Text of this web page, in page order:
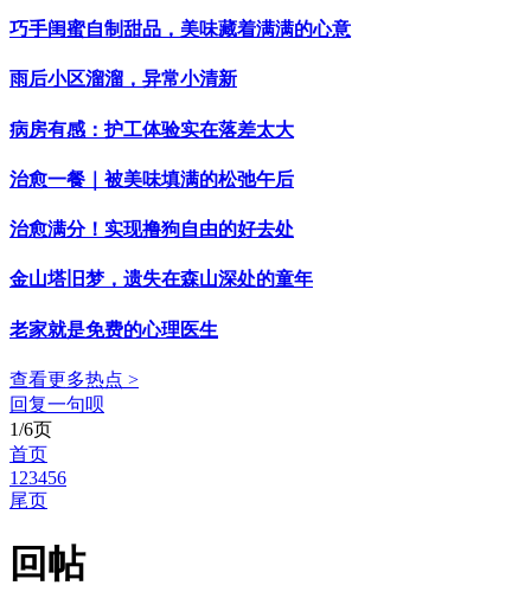
巧手闺蜜自制甜品，美味藏着满满的心意
雨后小区溜溜，异常小清新
病房有感：护工体验实在落差太大
治愈一餐｜被美味填满的松弛午后
治愈满分！实现撸狗自由的好去处
金山塔旧梦，遗失在森山深处的童年
老家就是免费的心理医生
查看更多热点 >
回复一句呗
1/6页
首页
1 23456
尾页
回帖